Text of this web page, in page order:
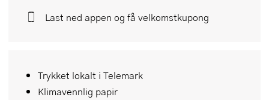
Trykket lokalt i Telemark
Klimavennlig papir
Last ned appen og få velkomstkupong